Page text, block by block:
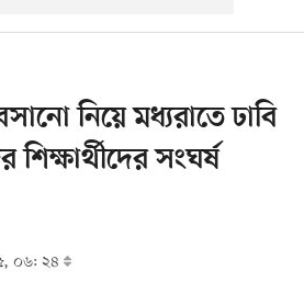
নিয়ে মধ্যরাতে ঢাবি
সংঘর্ষ
০৬: ২৪